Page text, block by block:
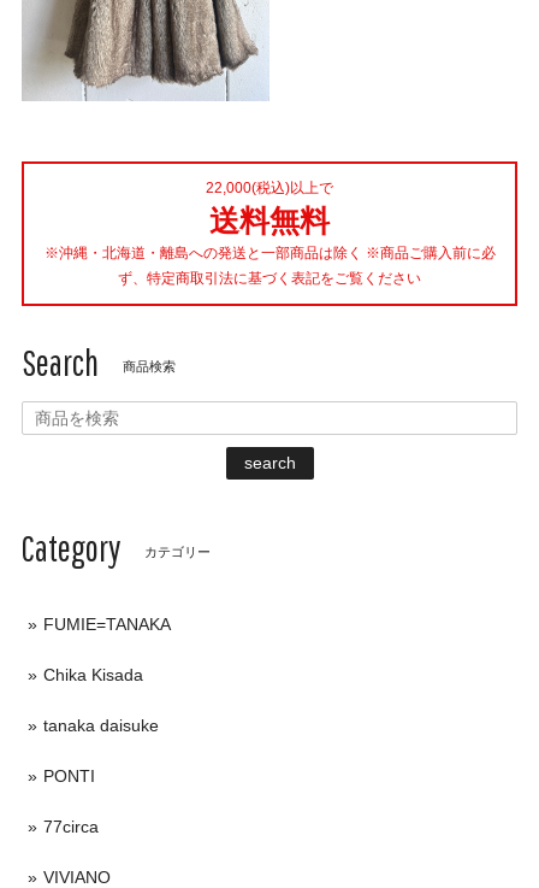
22,000(税込)以上で
送料無料
※沖縄・北海道・離島への発送と一部商品は除く ※商品ご購入前に必
ず、特定商取引法に基づく表記をご覧ください
Search 商品検索
search
Category カテゴリー
FUMIE=TANAKA
Chika Kisada
tanaka daisuke
PONTI
77circa
VIVIANO